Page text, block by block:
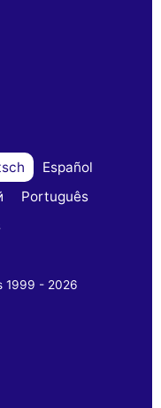
Español
Português
1999 - 2026